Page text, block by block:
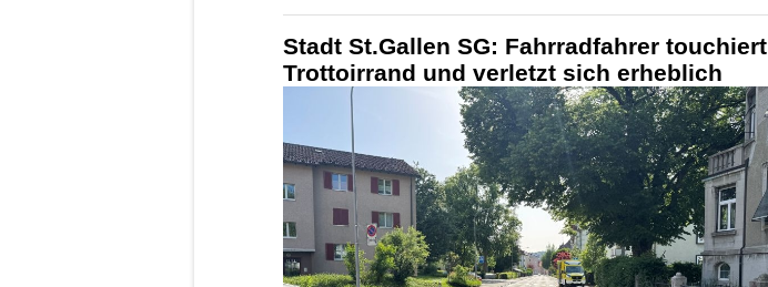
Stadt St.Gallen SG: Fahrradfahrer touchiert
Trottoirrand und verletzt sich erheblich